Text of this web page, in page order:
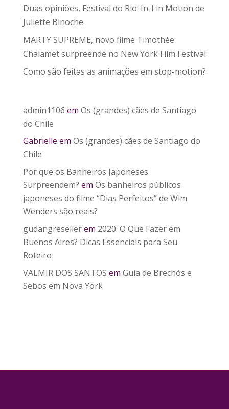
Duas opiniões, Festival do Rio: In-I in Motion de
Juliette Binoche
MARTY SUPREME, novo filme Timothée
Chalamet surpreende no New York Film Festival
Como são feitas as animações em stop-motion?
admin1106 em Os (grandes) cães de Santiago
do Chile
Gabrielle em Os (grandes) cães de Santiago do
Chile
Por que os Banheiros Japoneses
Surpreendem? em Os banheiros públicos
japoneses do filme “Dias Perfeitos” de Wim
Wenders são reais?
gudangresellerem 2020: O Que Fazer em
Buenos Aires? Dicas Essenciais para Seu
Roteiro
VALMIR DOS SANTOS em Guia de Brechós e
Sebos em Nova York